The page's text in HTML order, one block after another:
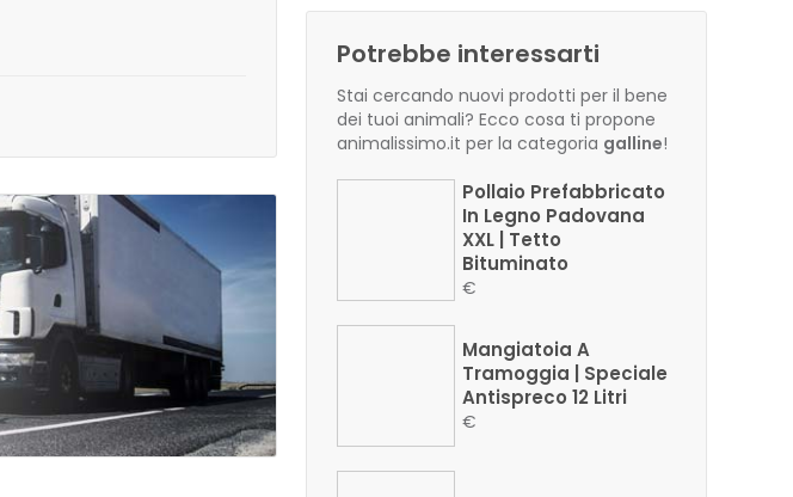
Potrebbe interessarti
Stai cercando nuovi prodotti per il bene
dei tuoi animali? Ecco cosa ti propone
animalissimo.it per la categoria galline!
Pollaio Prefabbricato
In Legno Padovana
XXL | Tetto
Bituminato
€
Mangiatoia A
Tramoggia | Speciale
Antispreco 12 Litri
€